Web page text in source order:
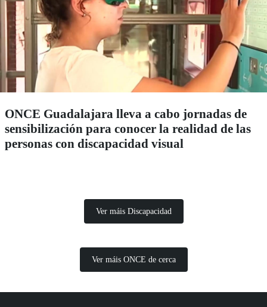
ONCE Guadalajara lleva a cabo jornadas de
sensibilización para conocer la realidad de las
personas con discapacidad visual
Ver máis Discapacidad
Ver máis ONCE de cerca